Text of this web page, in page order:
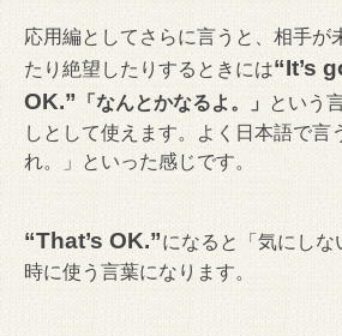
応用編としてさらに言うと、相手が
たり絶望したりするときには“It’s
OK.”
「なんとかなるよ。」 という
しとして使えます。よく日本語で言
れ。」といった感じです。
“That’s OK.”になると「気にしな
時に使う言葉になります。